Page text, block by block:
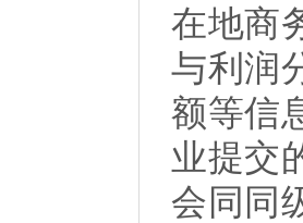
在地商
与利润
额等信
业提交
会同同